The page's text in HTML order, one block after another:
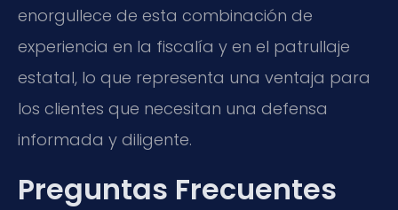
enorgullece de esta combinación de
experiencia en la fiscalía y en el patrullaje
estatal, lo que representa una ventaja para
los clientes que necesitan una defensa
informada y diligente.
Preguntas Frecuentes